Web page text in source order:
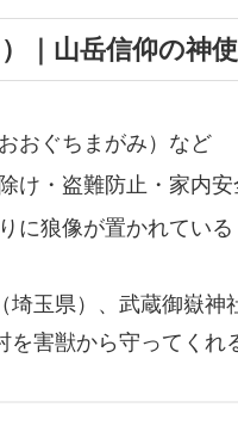
｜山岳信仰の神使
おぐちまがみ）など
け・盗難防止・家内安
に狼像が置かれている
玉県）、武蔵御嶽神
害獣から守ってくれ